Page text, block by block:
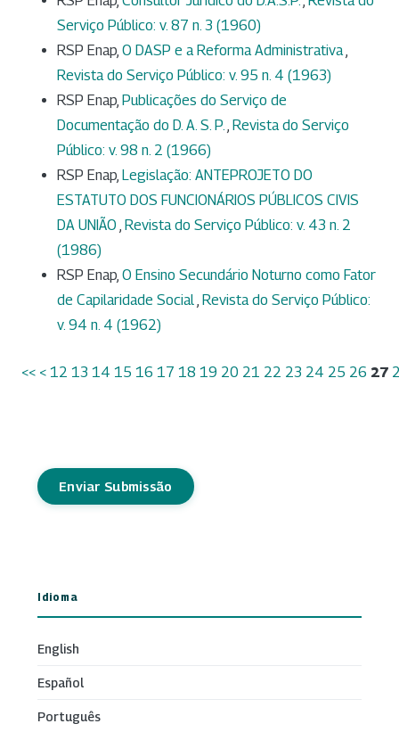
Serviço Público: v. 87 n. 3 (1960)
RSP Enap, O DASP e a Reforma Administrativa
Revista do Serviço Público: v. 95 n. 4 (1963)
RSP Enap, Publicações do Serviço de
Documentação do D. A. S. P. Revista do Serviço
Público: v. 98 n. 2 (1966)
RSP Enap, Legislação: ANTEPROJETO DO
ESTATUTO DOS FUNCIONÁRIOS PÚBLICOS CIVIS
DA UNIÃO Revista do Serviço Público: v. 43 n. 2
(1986)
RSP Enap, O Ensino Secundário Noturno como Fator
de Capilaridade Social Revista do Serviço Público:
v. 94 n. 4 (1962)
<< < 12 13 14 15 16 17 18 19 20 21 22 23 24 25 26 27
Enviar Submissão
Idioma
English
Español
Português